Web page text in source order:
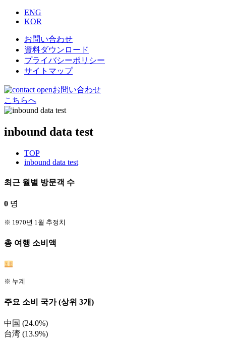
ENG
KOR
お問い合わせ
資料ダウンロード
プライバシーポリシー
サイトマップ
お問い合わせ
こちらへ
inbound data test
TOP
inbound data test
최근 월별 방문객 수
0 명
※ 1970년 1월 추정치
총 여행 소비액
※ 누계
주요 소비 국가 (상위 3개)
中国 (24.0%)
台湾 (13.9%)